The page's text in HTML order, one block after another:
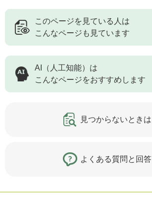
このページを見ている人は
こんなページも見ています
AI（人工知能）は
こんなページをおすすめします
見つからないときは
よくある質問と回答